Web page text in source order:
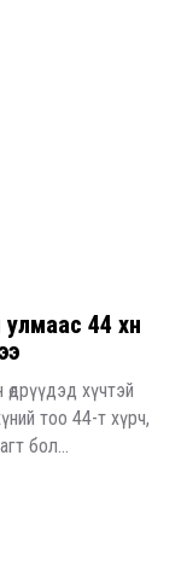
44 хүн
хүчтэй
тоо 44-т хүрч,
бол...